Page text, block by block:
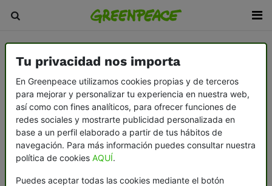
Tu privacidad nos importa
En Greenpeace utilizamos cookies propias y de terceros
para mejorar y personalizar tu experiencia en nuestra web,
así como con fines analíticos, para ofrecer funciones de
redes sociales y mostrarte publicidad personalizada en
base a un perfil elaborado a partir de tus hábitos de
navegación. Para más información puedes consultar nuestra
política de cookies AQUÍ.
Puedes aceptar todas las cookies mediante el botón